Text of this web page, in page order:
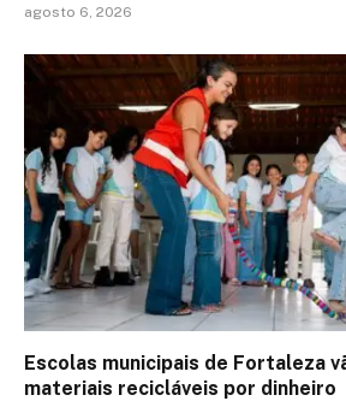
agosto 6, 2026
Escolas municipais de Fortaleza
materiais recicláveis por dinheiro